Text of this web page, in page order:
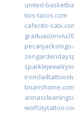
united-
tios-tacos.com
cafecito-
bruinshome.com